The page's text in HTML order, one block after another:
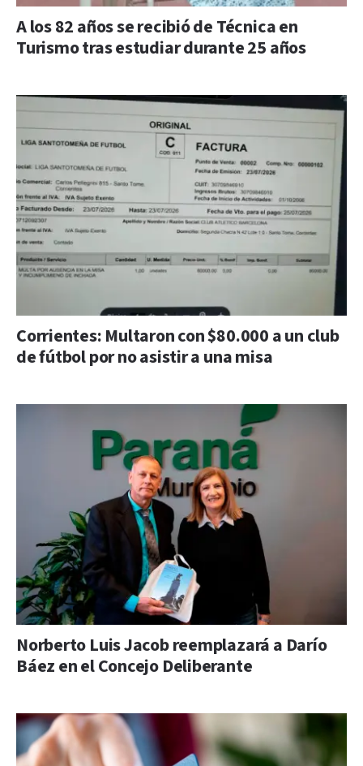
A los 82 años se recibió de Técnica en
Turismo tras estudiar durante 25 años
Corrientes: Multaron con $80.000 a un club
de fútbol por no asistir a una misa
Norberto Luis Jacob reemplazará a Darío
Báez en el Concejo Deliberante